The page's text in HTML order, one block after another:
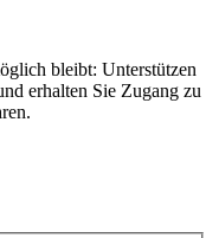
bleibt: Unterstützen
erhalten Sie Zugang zu